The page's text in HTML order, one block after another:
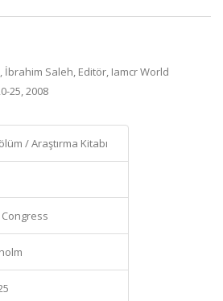
Saleh, Editör, Iamcr World
25, 2008
/ Araştırma Kitabı